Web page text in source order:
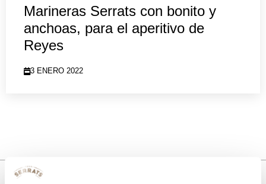
Marineras Serrats con bonito y
anchoas, para el aperitivo de
Reyes
3 ENERO 2022